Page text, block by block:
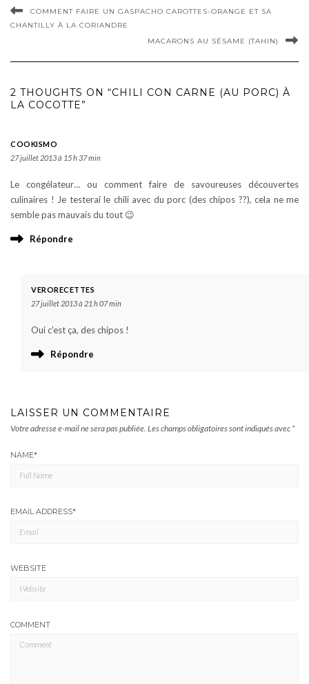
COMMENT FAIRE UN GASPACHO CAROTTES-ORANGE ET SA
CHANTILLY À LA CORIANDRE
MACARONS AU SÉSAME (TAHIN)
2 THOUGHTS ON “CHILI CON CARNE (AU PORC) À
LA COCOTTE”
COOKISMO
27 juillet 2013 à 15 h 37 min
Le congélateur… ou comment faire de savoureuses découvertes
culinaires ! Je testerai le chili avec du porc (des chipos ??), cela ne me
semble pas mauvais du tout 😉
Répondre
VERORECETTES
27 juillet 2013 à 21 h 07 min
Oui c’est ça, des chipos !
Répondre
LAISSER UN COMMENTAIRE
Votre adresse e-mail ne sera pas publiée. Les champs obligatoires sont indiqués avec *
NAME*
EMAIL ADDRESS*
WEBSITE
COMMENT